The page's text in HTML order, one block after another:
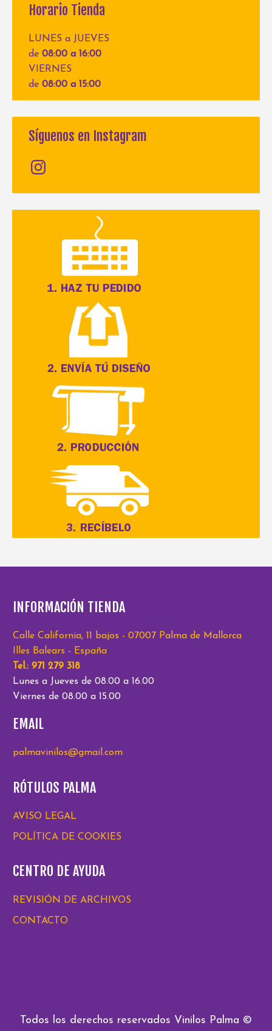
Horario Tienda
LUNES a JUEVES
de 08:00 a 16:00
VIERNES
de 08:00 a 15:00
Síguenos en Instagram
INFORMACIÓN TIENDA
Calle California, 11 bajos - 07007 Palma de Mallorca
Illes Balears - España
Tel.: 971 279 318
Lunes a Jueves de 08.00 a 16.00
Viernes de 08.00 a 15.00
EMAIL
palmavinilos@gmail.com
RÓTULOS PALMA
AVISO LEGAL
POLÍTICA DE COOKIES
CENTRO DE AYUDA
REVISIÓN DE ARCHIVOS
CONTACTO
Todos los derechos reservados Vinilos Palma ©